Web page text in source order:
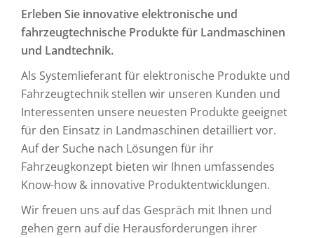
Erleben Sie innovative elektronische und
fahrzeugtechnische Produkte für Landmaschinen
und Landtechnik.
Als Systemlieferant für elektronische Produkte und
Fahrzeugtechnik stellen wir unseren Kunden und
Interessenten unsere neuesten Produkte geeignet
für den Einsatz in Landmaschinen detailliert vor.
Auf der Suche nach Lösungen für ihr
Fahrzeugkonzept bieten wir Ihnen umfassendes
Know-how & innovative Produktentwicklungen.
Wir freuen uns auf das Gespräch mit Ihnen und
gehen gern auf die Herausforderungen ihrer